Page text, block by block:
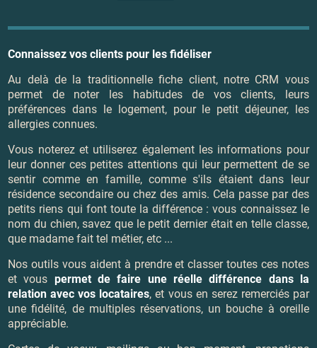
Connaissez vos clients pour les fidéliser
Au delà de la traditionnelle fiche client, notre CRM vous
permet de noter les habitudes de vos clients, leurs
préférences dans le logement, pour le petit déjeuner, les
allergies connues.
Vous noterez et utiliserez également les informations pour
leur donner ces petites attentions qui leur permettent de se
sentir comme en famille, comme s'ils étaient dans leur
résidence secondaire ou chez des amis. Cela passe par des
petits riens qui font toute la différence : vous connaissez le
nom du chien, savez que le petit dernier était en telle classe,
que madame fait tel métier, etc ...
Nos outils vous aident à prendre et classer toutes ces notes
et vous permet de faire une réelle différence dans la
relation avec vos locataires, et vous en serez remerciés par
une fidélité, de multiples réservations, un bouche à oreille
appréciable.